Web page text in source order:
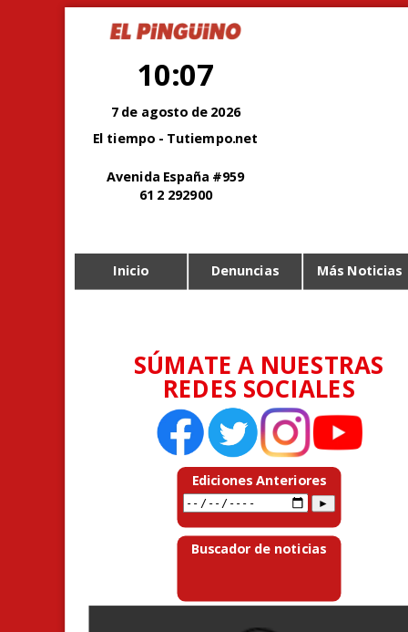
10:07
7 de agosto de 2026
El tiempo - Tutiempo.net
Avenida España #959
61 2 292900
Inicio Denuncias Más Noticias
SÚMATE A NUESTRAS
REDES SOCIALES
Ediciones Anteriores
Buscador de noticias